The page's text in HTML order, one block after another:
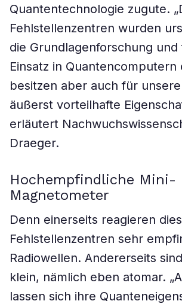
Quantentechnologie zugute.
Fehlstellenzentren wurden
die Grundlagenforschung und
Einsatz in Quantencomputern
besitzen aber auch für
äußerst vorteilhafte
erläutert
Draeger.
Hochempfindliche Mini-
Magnetometer
Denn einerseits reagieren
Fehlstellenzentren sehr
Radiowellen. Andererseits
klein, nämlich eben atomar.
lassen sich ihre